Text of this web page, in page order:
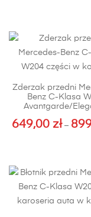
Zderzak przedni
Benz C-Klasa
Avantgarde/
649,00 zł –
ma
wiele